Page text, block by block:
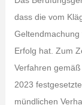
dass die vom
Erfolg hat. Zum
Verfahren
2023
mündlichen